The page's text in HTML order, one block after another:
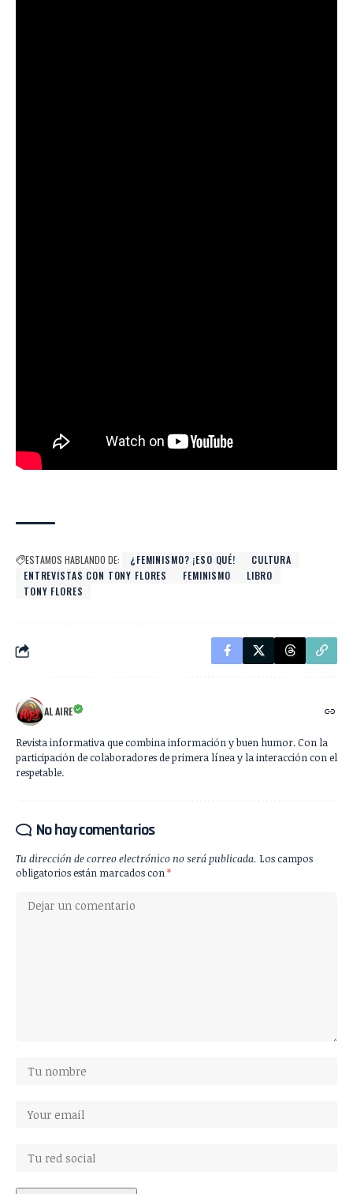
ESTAMOS HABLANDO DE: ¿FEMINISMO? ¡ESO QUÉ!
CULTURA
ENTREVISTAS CON TONY FLORES
FEMINISMO
LIBRO
TONY FLORES
AL AIRE
Revista informativa que combina información y buen humor. Con la
participación de colaboradores de primera línea y la interacción con el
respetable.
No hay comentarios
Tu dirección de correo electrónico no será publicada. Los campos
obligatorios están marcados con*